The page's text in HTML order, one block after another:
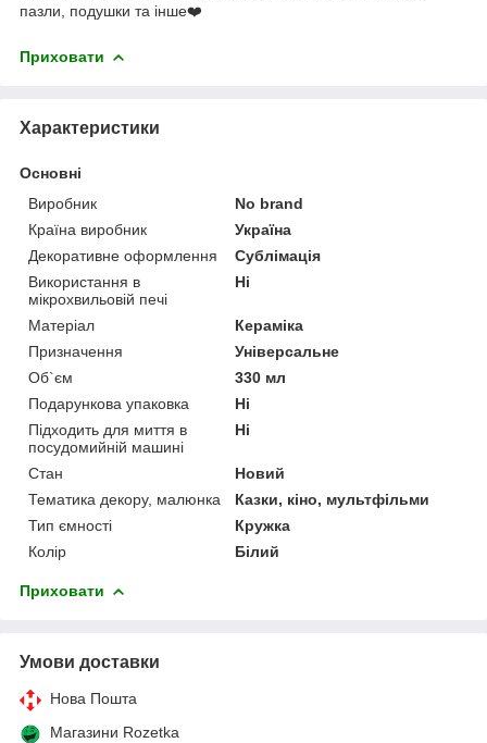
пазли, подушки та інше❤️
Приховати
Характеристики
Основні
Виробник
No brand
Країна виробник
Україна
Декоративне оформлення
Сублімація
Використання в
мікрохвильовій печі
Ні
Матеріал
Кераміка
Призначення
Універсальне
Об`єм
330 мл
Подарункова упаковка
Ні
Підходить для миття в
посудомийній машині
Ні
Стан
Новий
Тематика декору, малюнка
Казки, кіно, мультфільми
Тип ємності
Кружка
Колір
Білий
Приховати
Умови доставки
Нова Пошта
Магазини Rozetka